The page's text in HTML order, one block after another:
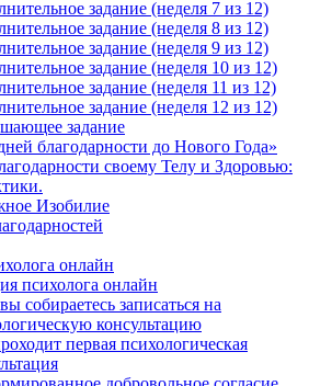
задание (неделя 7 из 12)
задание (неделя 8 из 12)
задание (неделя 9 из 12)
задание (неделя 10 из 12)
задание (неделя 11 из 12)
задание (неделя 12 из 12)
задание
благодарности до Нового Года»
своему Телу и Здоровью:
Изобилие
онлайн
психолога онлайн
собираетесь записаться на
консультацию
первая психологическая